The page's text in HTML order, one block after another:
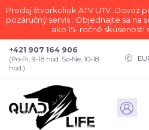
Predaj štvorkoliek ATV UTV .Dovoz
pozáručný servis . Objednajte sa na
ako 15- ročné skúsenosti
+421 907 164 906
(Po-Pi, 9-18 hod. So-Ne, 10-18
hod.)